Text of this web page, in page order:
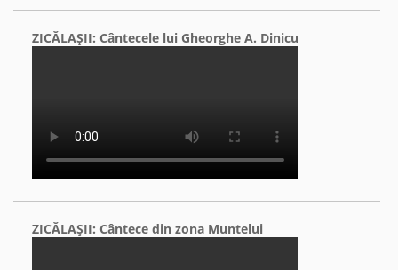
ZICĂLAŞII: Cântecele lui Gheorghe A. Dinicu
ZICĂLAŞII: Cântece din zona Muntelui